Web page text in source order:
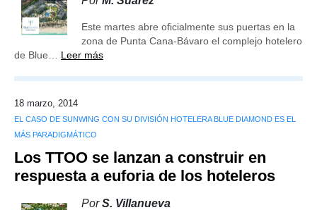
Este martes abre oficialmente sus puertas en la
zona de Punta Cana-Bávaro el complejo hotelero
de Blue… Leer más
18 marzo, 2014
EL CASO DE SUNWING CON SU DIVISIÓN HOTELERA BLUE DIAMOND ES EL
MÁS PARADIGMÁTICO
Los TTOO se lanzan a construir en
respuesta a euforia de los hoteleros
PorS. Villanueva